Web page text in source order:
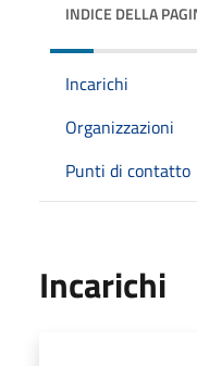
INDICE DELLA
Incarichi
Organizzazioni
Punti di contatto
Incarichi